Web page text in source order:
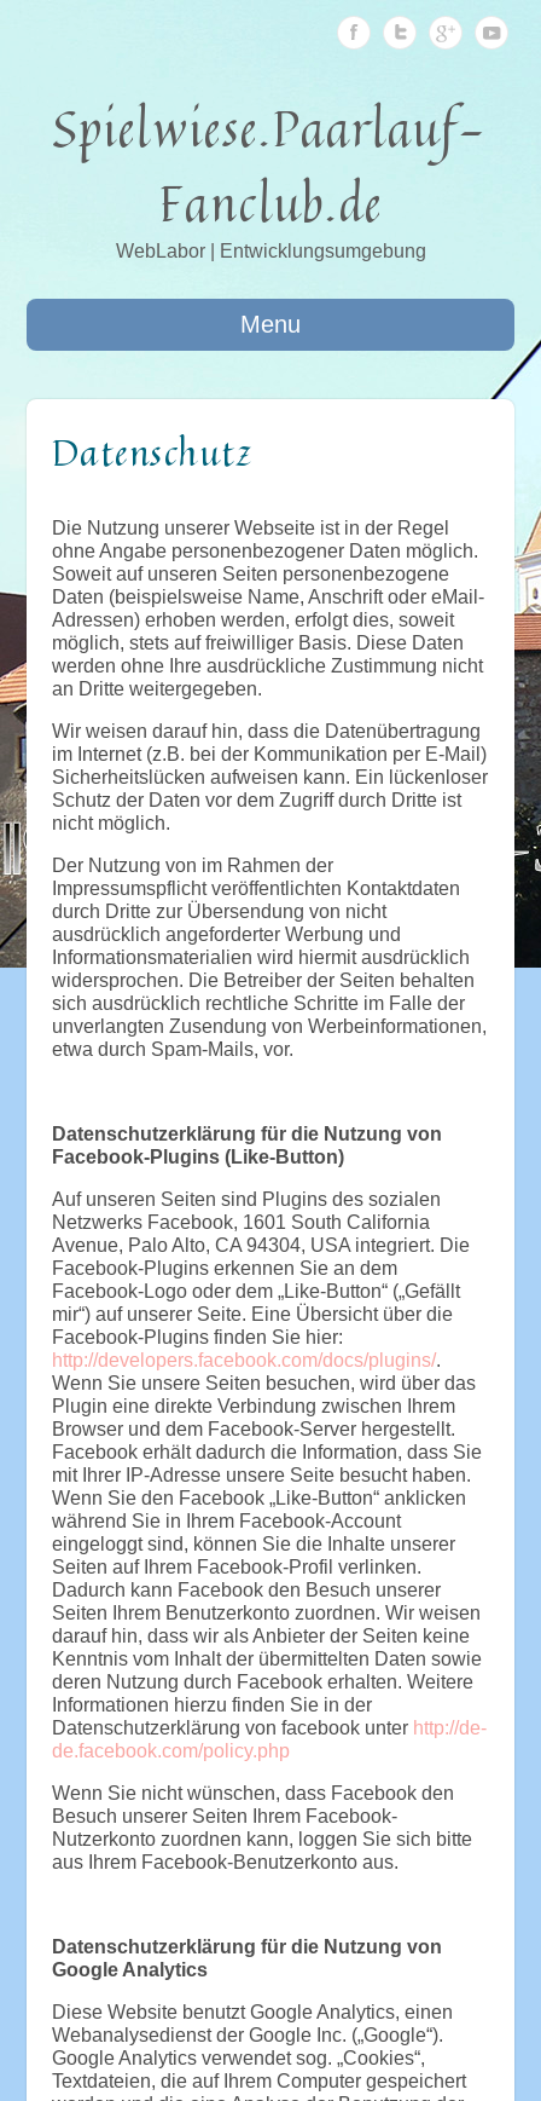
Spielwiese.Paarlauf-
Fanclub.de
WebLabor | Entwicklungsumgebung
Menu
Datenschutz
Die Nutzung unserer Webseite ist in der Regel
ohne Angabe personenbezogener Daten möglich.
Soweit auf unseren Seiten personenbezogene
Daten (beispielsweise Name, Anschrift oder eMail-
Adressen) erhoben werden, erfolgt dies, soweit
möglich, stets auf freiwilliger Basis. Diese Daten
werden ohne Ihre ausdrückliche Zustimmung nicht
an Dritte weitergegeben.
Wir weisen darauf hin, dass die Datenübertragung
im Internet (z.B. bei der Kommunikation per E-Mail)
Sicherheitslücken aufweisen kann. Ein lückenloser
Schutz der Daten vor dem Zugriff durch Dritte ist
nicht möglich.
Der Nutzung von im Rahmen der
Impressumspflicht veröffentlichten Kontaktdaten
durch Dritte zur Übersendung von nicht
ausdrücklich angeforderter Werbung und
Informationsmaterialien wird hiermit ausdrücklich
widersprochen. Die Betreiber der Seiten behalten
sich ausdrücklich rechtliche Schritte im Falle der
unverlangten Zusendung von Werbeinformationen,
etwa durch Spam-Mails, vor.
Datenschutzerklärung für die Nutzung von
Facebook-Plugins (Like-Button)
Auf unseren Seiten sind Plugins des sozialen
Netzwerks Facebook, 1601 South California
Avenue, Palo Alto, CA 94304, USA integriert. Die
Facebook-Plugins erkennen Sie an dem
Facebook-Logo oder dem „Like-Button“ („Gefällt
mir“) auf unserer Seite. Eine Übersicht über die
Facebook-Plugins finden Sie hier:
http://developers.facebook.com/docs/plugins/.
Wenn Sie unsere Seiten besuchen, wird über das
Plugin eine direkte Verbindung zwischen Ihrem
Browser und dem Facebook-Server hergestellt.
Facebook erhält dadurch die Information, dass Sie
mit Ihrer IP-Adresse unsere Seite besucht haben.
Wenn Sie den Facebook „Like-Button“ anklicken
während Sie in Ihrem Facebook-Account
eingeloggt sind, können Sie die Inhalte unserer
Seiten auf Ihrem Facebook-Profil verlinken.
Dadurch kann Facebook den Besuch unserer
Seiten Ihrem Benutzerkonto zuordnen. Wir weisen
darauf hin, dass wir als Anbieter der Seiten keine
Kenntnis vom Inhalt der übermittelten Daten sowie
deren Nutzung durch Facebook erhalten. Weitere
Informationen hierzu finden Sie in der
Datenschutzerklärung von facebook unter http://de-
de.facebook.com/policy.php
Wenn Sie nicht wünschen, dass Facebook den
Besuch unserer Seiten Ihrem Facebook-
Nutzerkonto zuordnen kann, loggen Sie sich bitte
aus Ihrem Facebook-Benutzerkonto aus.
Datenschutzerklärung für die Nutzung von
Google Analytics
Diese Website benutzt Google Analytics, einen
Webanalysedienst der Google Inc. („Google“).
Google Analytics verwendet sog. „Cookies“,
Textdateien, die auf Ihrem Computer gespeichert